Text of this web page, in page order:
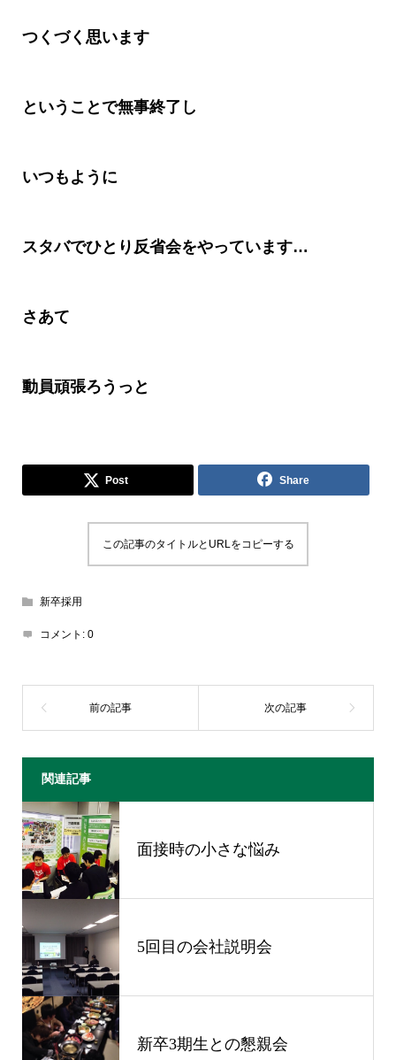
つくづく思います
ということで無事終了し
いつもように
スタバでひとり反省会をやっています…
さあて
動員頑張ろうっと
Post Share
この記事のタイトルとURLをコピーする
新卒採用
コメント: 0
関連記事
面接時の小さな悩み
5回目の会社説明会
新卒3期生との懇親会